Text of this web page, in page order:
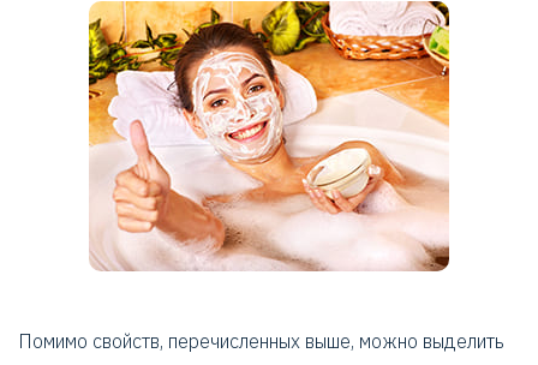
Помимо свойств, перечисленных выше, можно выделить